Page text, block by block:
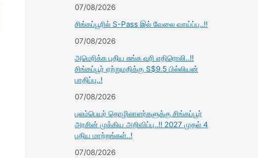
07/08/2026
சிங்கப்பூரில் S-Pass இல் வேலை வாய்ப்பு..!!
07/08/2026
அமெரிக்க புதிய சுங்க வரி எதிரொலி..!!
சிங்கப்பூர் ஏற்றுமதிக்கு S$9.5 பில்லியன்
பாதிப்பு..!
07/08/2026
புலம்பெயர் தொழிலாளர்களுக்கு சிங்கப்பூர்
அரசின் முக்கிய அறிவிப்பு..!! 2027 முதல் 4
புதிய மாற்றங்கள்..!
07/08/2026